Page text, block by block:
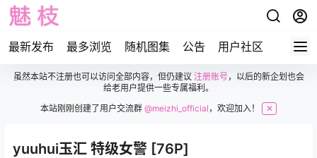
最新发布 最多浏览 随机图集 公告 用户社区
虽然本站不注册也可以访问全部内容，但仍建议 注册账号，以后的新企划也会
给老用户提供一些专属福利。
本站刚刚创建了用户交流群@meizhi_official ，欢迎加入！ ✕
yuuhui玉汇 特级女警 [76P]